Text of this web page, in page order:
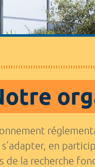
Innover avec le
en
la recherche